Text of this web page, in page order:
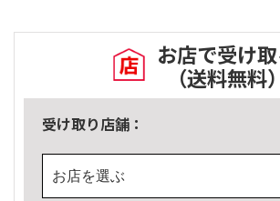
お店で受け
（送料無料）
受け取り店舗：
お店を選ぶ